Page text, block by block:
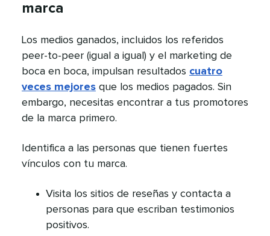
marca​​
Los medios ganados, incluidos los referidos
peer-to-peer (igual a igual) y el marketing de
boca en boca, impulsan resultados cuatro
veces mejores que los medios pagados. Sin
embargo, necesitas encontrar a tus promotores
de la marca primero.​​
Identifica a las personas que tienen fuertes
vínculos con tu marca.​​
Visita los sitios de reseñas y contacta a
personas para que escriban testimonios
positivos.​​